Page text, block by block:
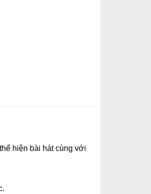
hiện bài hát cùng với